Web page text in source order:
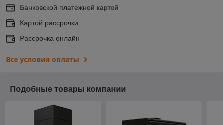
Банковской платежной картой
Картой рассрочки
Рассрочка онлайн
Все условия оплаты
Подобные товары компании